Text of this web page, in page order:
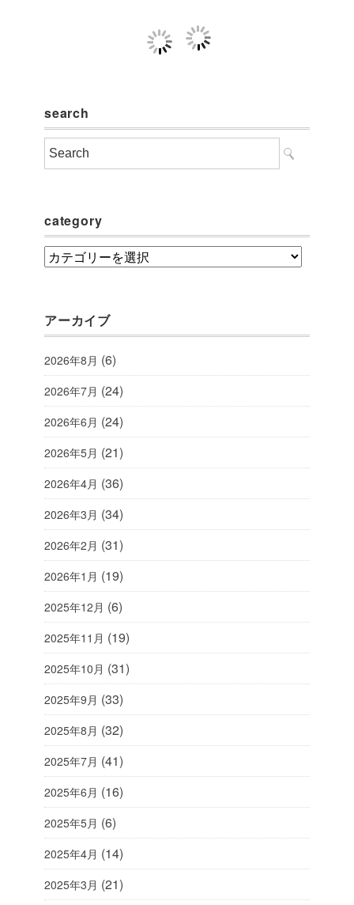
search
category
category
アーカイブ
2026年8月 (6)
2026年7月 (24)
2026年6月 (24)
2026年5月 (21)
2026年4月 (36)
2026年3月 (34)
2026年2月 (31)
2026年1月 (19)
2025年12月 (6)
2025年11月 (19)
2025年10月 (31)
2025年9月 (33)
2025年8月 (32)
2025年7月 (41)
2025年6月 (16)
2025年5月 (6)
2025年4月 (14)
2025年3月 (21)